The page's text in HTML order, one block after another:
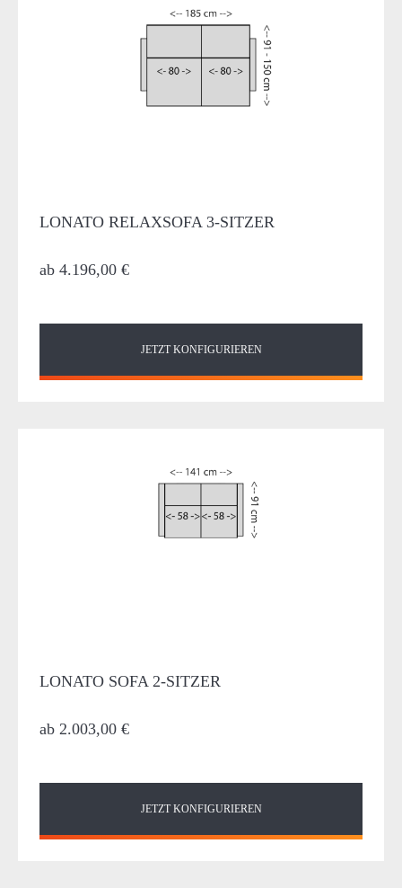
LONATO RELAXSOFA 3-SITZER
ab 4.196,00 €
JETZT KONFIGURIEREN
LONATO SOFA 2-SITZER
ab 2.003,00 €
JETZT KONFIGURIEREN